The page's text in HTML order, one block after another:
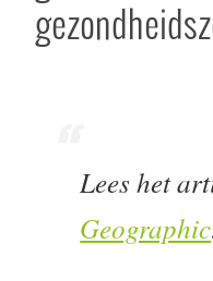
Lees het
Geographic